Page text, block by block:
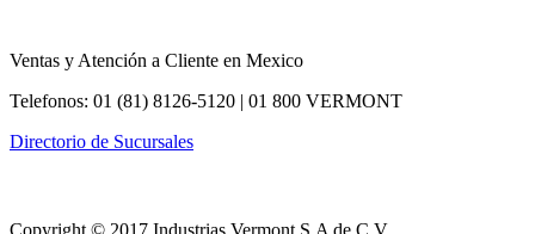
Ventas y Atención a Cliente en Mexico
Telefonos: 01 (81) 8126-5120 | 01 800 VERMONT
Directorio de Sucursales
Copyright © 2017 Industrias Vermont S.A de C.V.